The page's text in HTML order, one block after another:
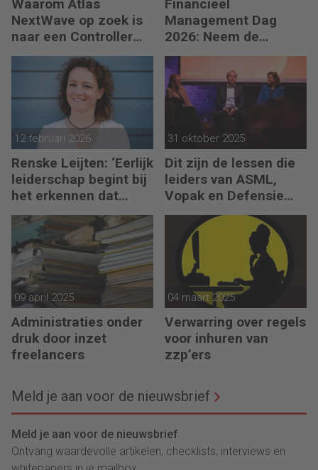
Waarom Atlas
NextWave op zoek is
naar een Controller
Group Finance
Financieel
Management Dag
2026: Neem de
toekomst in eigen
hand
12 februari 2026
Renske Leijten: ‘Eerlijk
leiderschap begint bij
het erkennen dat
fouten maken erbij
hoort’
31 oktober 2025
Dit zijn de lessen die
leiders van ASML,
Vopak en Defensie
toepassen in
turbulente tijden
09 april 2025
Administraties onder
druk door inzet
freelancers
04 maart 2025
Verwarring over regels
voor inhuren van
zzp’ers
Meld je aan voor de nieuwsbrief
Meld je aan voor de nieuwsbrief
Ontvang waardevolle artikelen, checklists, interviews en